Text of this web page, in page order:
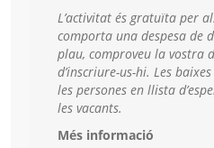
L’activitat és gratuïta per
comporta una despesa de
plau, comproveu la vostra
d’inscriure-us-hi. Les
les persones en llista
les vacants.
Més informació